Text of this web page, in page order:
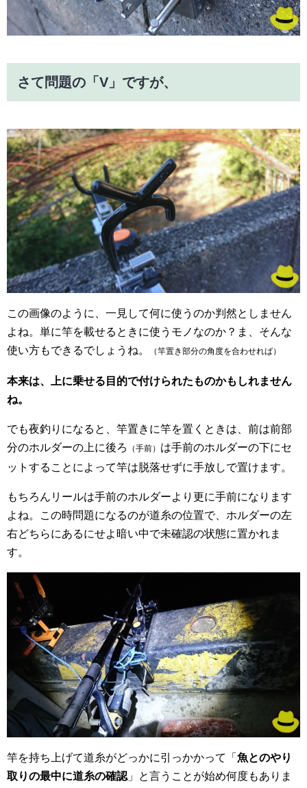
さて問題の「V」ですが、
この画像のように、一見して何に使うのか判然としません
よね。単に竿を載せるときに使うモノなのか？ま、そんな
使い方もできるでしょうね。
（竿置き部分の角度を合わせれば）
本来は、上に乗せる目的で付けられたものかもしれません
ね。
でも夜釣りになると、竿置きに竿を置くときは、前は前部
分のホルダーの上に後ろ
（手前） は手前のホルダーの下にセ
ットすることによって竿は脱落せずに手放しで置けます。
もちろんリールは手前のホルダーより更に手前になります
よね。この時問題になるのが道糸の位置で、ホルダーの左
右どちらにあるにせよ暗い中で未確認の状態に置かれま
す。
竿を持ち上げて道糸がどっかに引っかかって「 魚とのやり
取りの最中に道糸の確認 」と言うことが始め何度もありま